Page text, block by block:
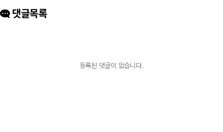
댓글목록
등록된 댓글이 없습니다.